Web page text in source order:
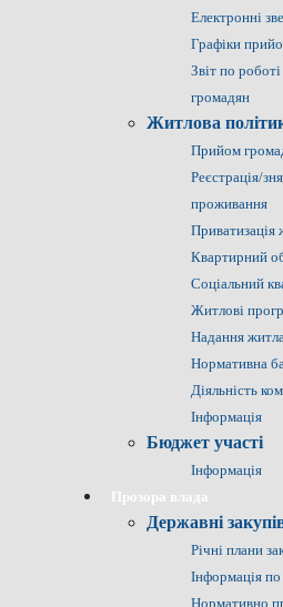
Електронні
Графіки
Звіт по
громадян
Житлова
Прийом
Реєстрація/
проживання
Квартирний
Соціальний
Житлові
Надання
Нормативна
Діяльність
Інформація
Бюджет участі
Інформація
Прозора влада
Державні
Річні плани
Інформація по
Нормативно